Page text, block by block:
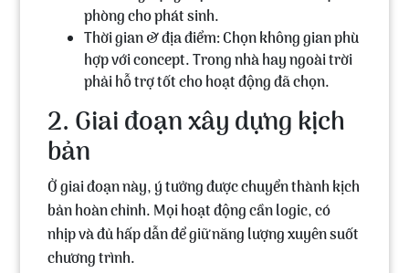
phòng cho phát sinh.
Thời gian & địa điểm: Chọn không gian phù
hợp với concept. Trong nhà hay ngoài trời
phải hỗ trợ tốt cho hoạt động đã chọn.
2. Giai đoạn xây dựng kịch
bản
Ở giai đoạn này, ý tưởng được chuyển thành kịch
bản hoàn chỉnh. Mọi hoạt động cần logic, có
nhịp và đủ hấp dẫn để giữ năng lượng xuyên suốt
chương trình.